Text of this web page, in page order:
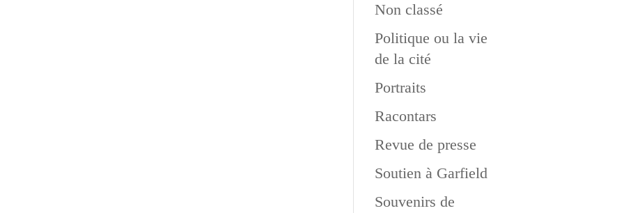
Non classé
Politique ou la vie
de la cité
Portraits
Racontars
Revue de presse
Soutien à Garfield
Souvenirs de